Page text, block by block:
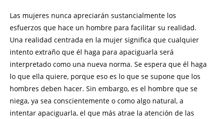
Las mujeres nunca apreciarán sustancialmente los
esfuerzos que hace un hombre para facilitar su realidad.
Una realidad centrada en la mujer significa que cualquier
intento extraño que él haga para apaciguarla será
interpretado como una nueva norma. Se espera que él haga
lo que ella quiere, porque eso es lo que se supone que los
hombres deben hacer. Sin embargo, es el hombre que se
niega, ya sea conscientemente o como algo natural, a
intentar apaciguarla, el que más atrae la atención de las